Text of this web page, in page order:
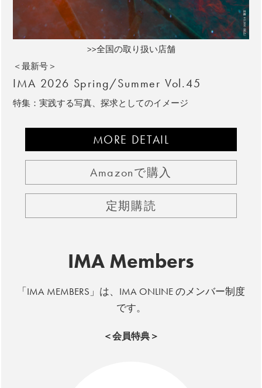
>>全国の取り扱い店舗
＜最新号＞
IMA 2026 Spring/Summer Vol.45
特集：実践する写真、探求としてのイメージ
MORE DETAIL
Amazonで購入
定期購読
IMA Members
「IMA MEMBERS」は、IMA ONLINE のメンバー制度
です。
＜会員特典＞